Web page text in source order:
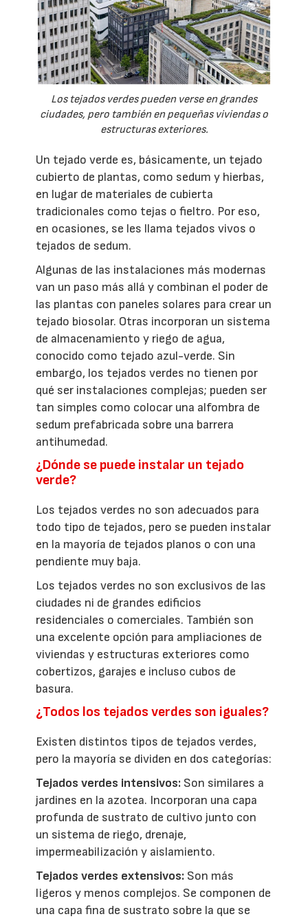
Los tejados verdes pueden verse en grandes
ciudades, pero también en pequeñas viviendas o
estructuras exteriores.
Un tejado verde es, básicamente, un tejado
cubierto de plantas, como sedum y hierbas,
en lugar de materiales de cubierta
tradicionales como tejas o fieltro. Por eso,
en ocasiones, se les llama tejados vivos o
tejados de sedum.
Algunas de las instalaciones más modernas
van un paso más allá y combinan el poder de
las plantas con paneles solares para crear un
tejado biosolar. Otras incorporan un sistema
de almacenamiento y riego de agua,
conocido como tejado azul-verde. Sin
embargo, los tejados verdes no tienen por
qué ser instalaciones complejas; pueden ser
tan simples como colocar una alfombra de
sedum prefabricada sobre una barrera
antihumedad.
¿Dónde se puede instalar un tejado
verde?
Los tejados verdes no son adecuados para
todo tipo de tejados, pero se pueden instalar
en la mayoría de tejados planos o con una
pendiente muy baja.
Los tejados verdes no son exclusivos de las
ciudades ni de grandes edificios
residenciales o comerciales. También son
una excelente opción para ampliaciones de
viviendas y estructuras exteriores como
cobertizos, garajes e incluso cubos de
basura.
¿Todos los tejados verdes son iguales?
Existen distintos tipos de tejados verdes,
pero la mayoría se dividen en dos categorías:
Tejados verdes intensivos: Son similares a
jardines en la azotea. Incorporan una capa
profunda de sustrato de cultivo junto con
un sistema de riego, drenaje,
impermeabilización y aislamiento.
Tejados verdes extensivos: Son más
ligeros y menos complejos. Se componen de
una capa fina de sustrato sobre la que se